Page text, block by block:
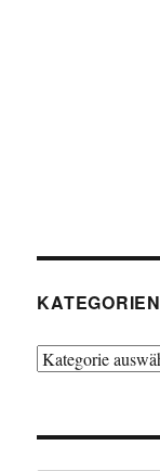
KATEGORIEN
Kategorien